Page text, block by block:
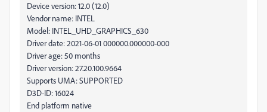
Device version: 12.0 (12.0)
Vendor name: INTEL
Model: INTEL_UHD_GRAPHICS_630
Driver date: 2021-06-01 000000.000000-000
Driver age: 50 months
Driver version: 27.20.100.9664
Supports UMA: SUPPORTED
D3D-ID: 16024
End platform native